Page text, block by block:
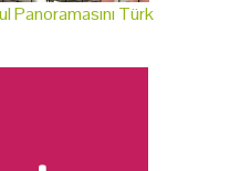
Panoramasını Türk